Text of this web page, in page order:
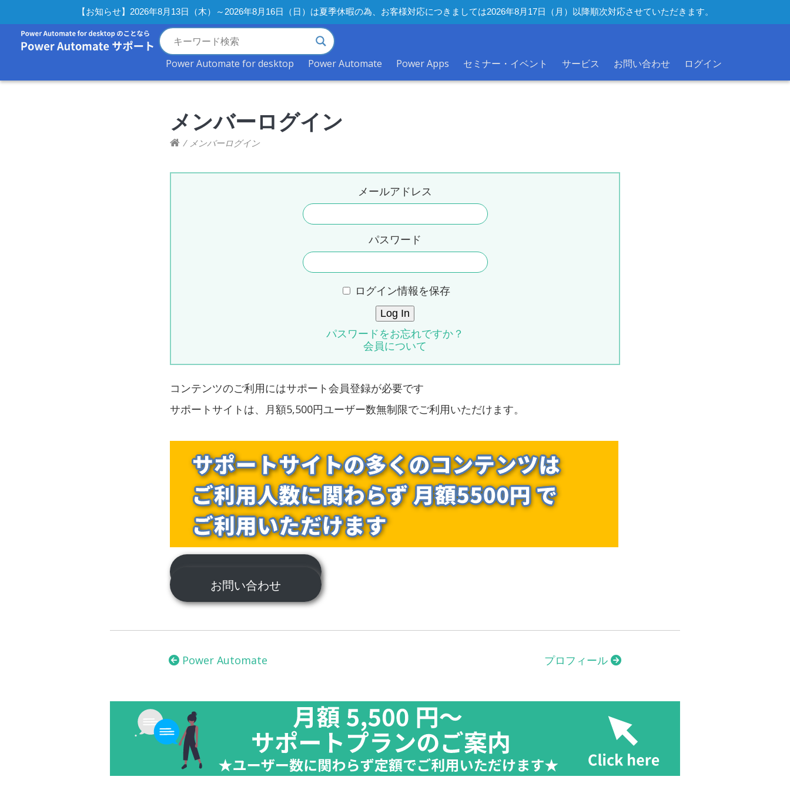
【お知らせ】2026年8月13日（木）～2026年8月16日（日）は夏季休暇の為、お客様対応につきましては2026年8月17日（月）以降順次対応させていただきます。
Power Automate for desktop Power Automate Power Apps セミナー・イベント サービス お問い合わせ ログイン
メンバーログイン
/ メンバーログイン
メールアドレス
パスワード
ログイン情報を保存
パスワードをお忘れですか？
会員について
コンテンツのご利用にはサポート会員登録が必要です
サポートサイトは、月額5,500円ユーザー数無制限でご利用いただけます。
お問い合わせ
ョ
Power Automate プロフィール